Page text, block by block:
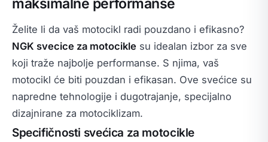
Želite li da vaš motocikl radi pouzdano i efikasno?
NGK svecice za motocikle su idealan izbor za sve
koji traže najbolje performanse. S njima, vaš
motocikl će biti pouzdan i efikasan. Ove svećice su
napredne tehnologije i dugotrajanje, specijalno
dizajnirane za motociklizam.
Specifičnosti svećica za motocikle